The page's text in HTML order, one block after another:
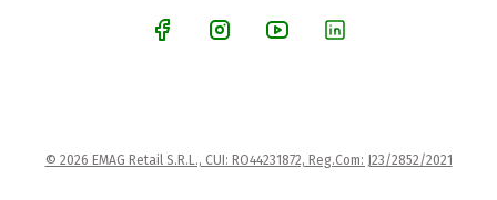
© 2026 EMAG Retail S.R.L., CUI: RO44231872, Reg.Com: J23/2852/2021